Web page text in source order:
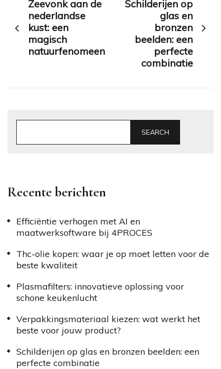
navigation
Zeevonk aan de
nederlandse
kust: een
magisch
natuurfenomeen
Schilderijen op
glas en
bronzen
beelden: een
perfecte
combinatie
SEARCH
Recente berichten
Efficiëntie verhogen met AI en
maatwerksoftware bij 4PROCES
Thc-olie kopen: waar je op moet letten voor de
beste kwaliteit
Plasmafilters: innovatieve oplossing voor
schone keukenlucht
Verpakkingsmateriaal kiezen: wat werkt het
beste voor jouw product?
Schilderijen op glas en bronzen beelden: een
perfecte combinatie